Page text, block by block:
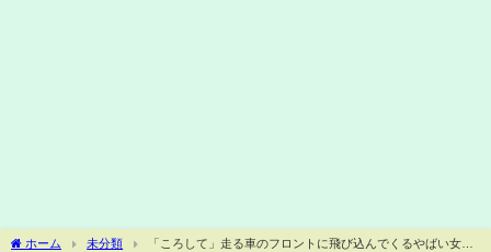
ホーム 未分類
「ころして」走る車のフロントに飛び込んでくるやばい女の